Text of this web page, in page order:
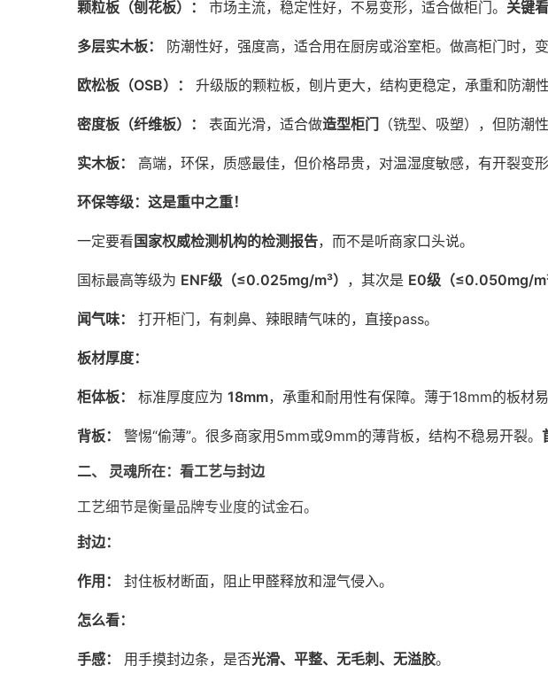
颗粒板（刨花板）： 市场主流，稳定性好，不易变形，适合做柜门。 关键看
多层实木板： 防潮性好，强度高，适合用在厨房或浴室柜。做高柜门时，
欧松板（OSB）： 升级版的颗粒板，刨片更大，结构更稳定，承重和防潮
密度板（纤维板）： 表面光滑，适合做造型柜门 （铣型、吸塑），但防潮
实木板： 高端，环保，质感最佳，但价格昂贵，对温湿度敏感，有开裂变形
环保等级：这是重中之重！
一定要看 国家权威检测机构的检测报告，而不是听商家口头说。
国标最高等级为 ENF级（≤0.025mg/m³） ，其次是 E0级（≤0.050mg/m³
闻气味： 打开柜门，有刺鼻、辣眼睛气味的，直接pass。
板材厚度：
柜体板： 标准厚度应为 18mm，承重和耐用性有保障。薄于18mm的板材易
背板： 警惕“偷薄”。很多商家用5mm或9mm的薄背板，结构不稳易开裂。
二、 灵魂所在：看工艺与封边
工艺细节是衡量品牌专业度的试金石。
封边：
作用： 封住板材断面，阻止甲醛释放和湿气侵入。
怎么看：
手感： 用手摸封边条，是否光滑、平整、无毛刺、无溢胶。